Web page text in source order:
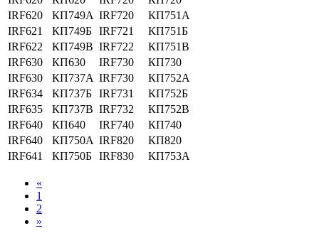
IRF620
КП749А IRF720
КП751А
IRF621
КП749Б IRF721
КП751Б
IRF622
КП749В IRF722
КП751В
IRF630
КП630 IRF730
КП730
IRF630
КП737А IRF730
КП752А
IRF634
КП737Б IRF731
КП752Б
IRF635
КП737В IRF732
КП752В
IRF640
КП640 IRF740
КП740
IRF640
КП750А IRF820
КП820
IRF641
КП750Б IRF830 КП753А
«
1
2
»